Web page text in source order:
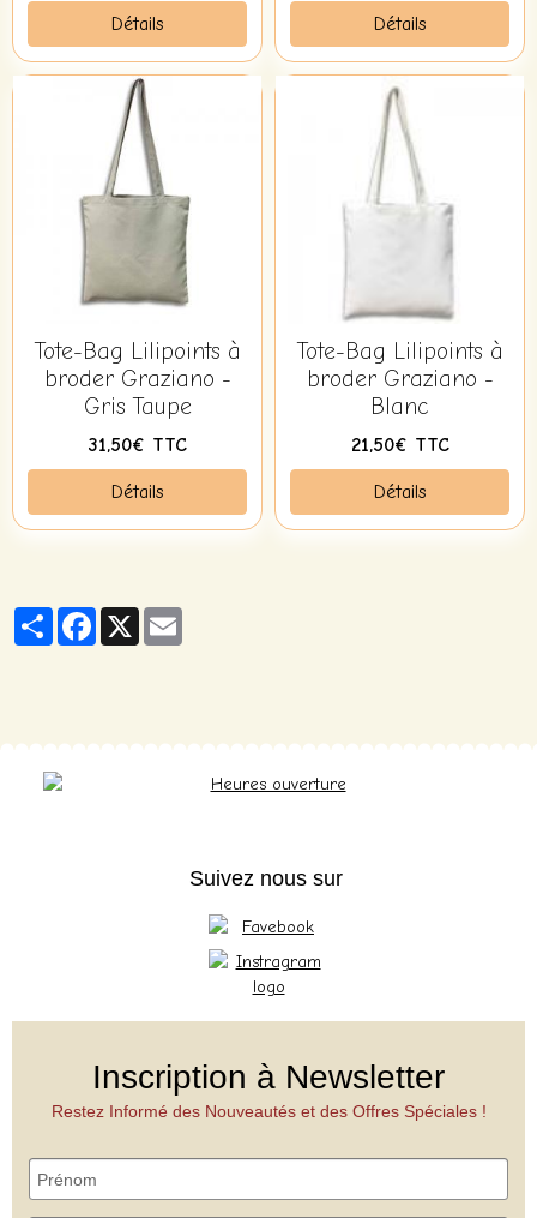
Détails Détails
Tote-Bag Lilipoints à
broder Graziano -
Gris Taupe
31,50€ TTC
Détails
Tote-Bag Lilipoints à
broder Graziano -
Blanc
21,50€ TTC
Détails
PartagerFacebook
X
Suivez nous sur
Inscription à Newsletter
Restez Informé des Nouveautés et des Offres Spéciales !